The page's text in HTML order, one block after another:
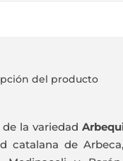
del producto
la variedad
catalana de